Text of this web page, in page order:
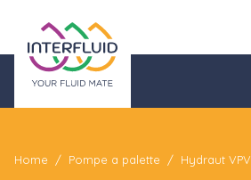
Home Pompe a palette Hydraut VPV